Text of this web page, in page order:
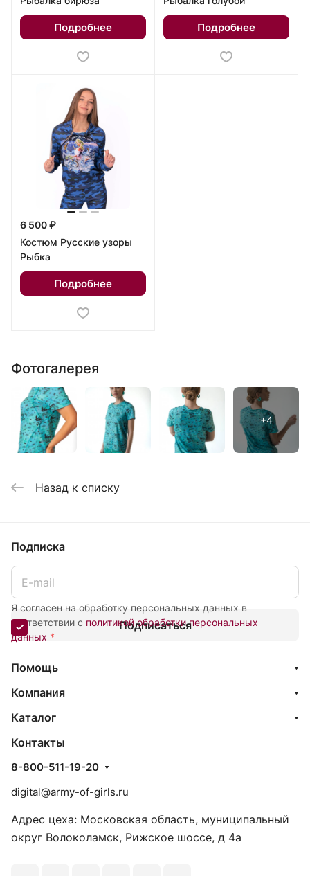
Подробнее Подробнее
6 500 ₽
Костюм Русские узоры
Рыбка
Подробнее
Фотогалерея
Назад к списку
Подписка
Я согласен на обработку персональных данных в
соответствии с политикой обработки персональных
данных *
Подписаться
Помощь
Компания
Каталог
Контакты
8-800-511-19-20
digital@army-of-girls.ru
Адрес цеха: Московская область, муниципальный
округ Волоколамск, Рижское шоссе, д 4а